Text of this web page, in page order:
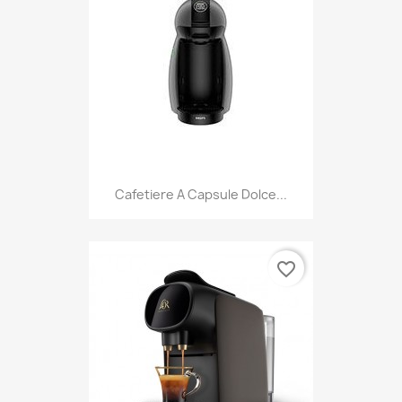
Cafetiere A Capsule Dolce...
favorite_border